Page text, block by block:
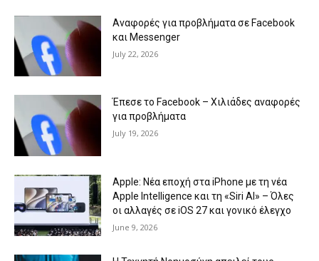
Αναφορές για προβλήματα σε Facebook
και Messenger
July 22, 2026
Έπεσε το Facebook – Χιλιάδες αναφορές
για προβλήματα
July 19, 2026
Apple: Νέα εποχή στα iPhone με τη νέα
Apple Intelligence και τη «Siri AI» – Όλες
οι αλλαγές σε iOS 27 και γονικό έλεγχο
June 9, 2026